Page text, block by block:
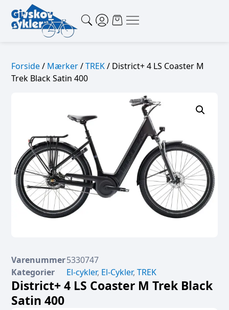
Forside/ Mærker/TREK/ District+ 4 LS Coaster M
Trek Black Satin 400
Varenummer5330747
Kategorier
El-cykler, El-Cykler,TREK
District+ 4 LS Coaster M Trek Black
Satin 400